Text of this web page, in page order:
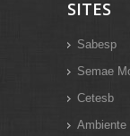
SITES
Sabesp
Semae
Cetesb
Ambiente